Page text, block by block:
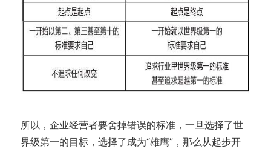
所以，企业经营者要舍掉错误的标准，一旦选择了世
界级第一的目标，选择了成为“雄鹰”，那么从起步开